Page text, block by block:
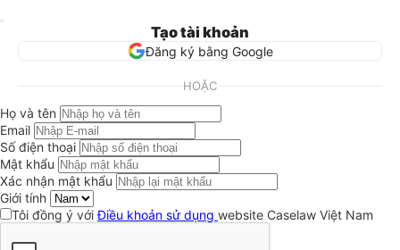
Tạo tài khoản
Đăng ký bằng Google
HOẶC
Họ và tên
Email
Số điện thoại
Mật khẩu
Xác nhận mật khẩu
Giới tính
Tôi đồng ý vớiĐiều khoản sử dụng website Caselaw Việt Nam